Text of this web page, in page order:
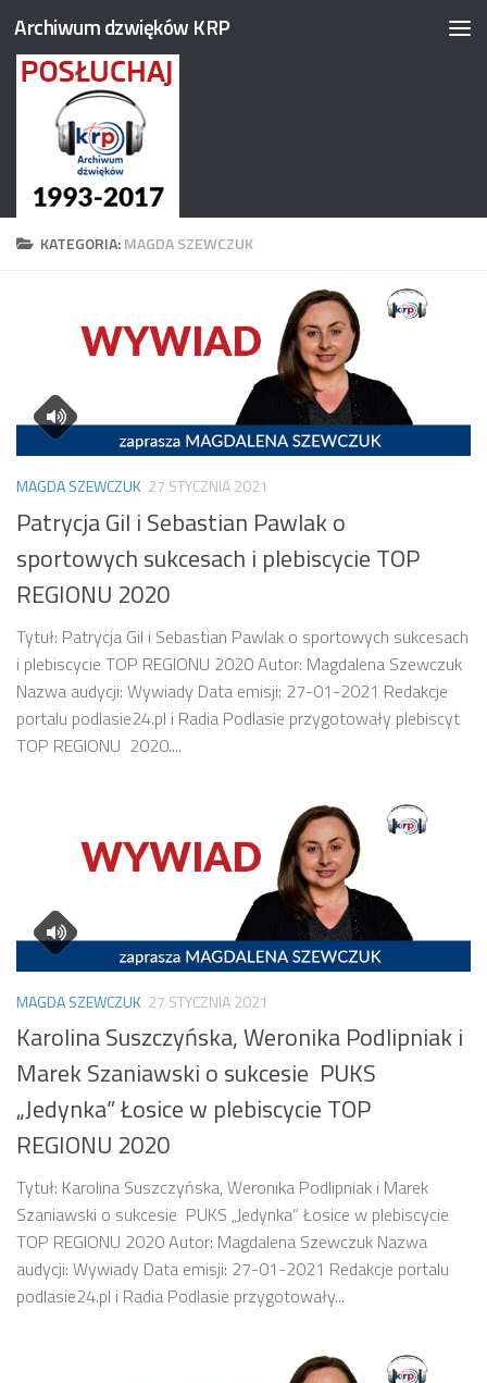
Przejdź do treści
Archiwum dzwięków KRP
KATEGORIA:MAGDA SZEWCZUK
MAGDA SZEWCZUK 27 STYCZNIA 2021
Patrycja Gil i Sebastian Pawlak o
sportowych sukcesach i plebiscycie TOP
REGIONU 2020
Tytuł: Patrycja Gil i Sebastian Pawlak o sportowych sukcesach
i plebiscycie TOP REGIONU 2020 Autor: Magdalena Szewczuk
Nazwa audycji: Wywiady Data emisji: 27-01-2021 Redakcje
portalu podlasie24.pl i Radia Podlasie przygotowały plebiscyt
TOP REGIONU 2020....
MAGDA SZEWCZUK 27 STYCZNIA 2021
Karolina Suszczyńska, Weronika Podlipniak i
Marek Szaniawski o sukcesie PUKS
„Jedynka” Łosice w plebiscycie TOP
REGIONU 2020
Tytuł: Karolina Suszczyńska, Weronika Podlipniak i Marek
Szaniawski o sukcesie PUKS „Jedynka” Łosice w plebiscycie
TOP REGIONU 2020 Autor: Magdalena Szewczuk Nazwa
audycji: Wywiady Data emisji: 27-01-2021 Redakcje portalu
podlasie24.pl i Radia Podlasie przygotowały...